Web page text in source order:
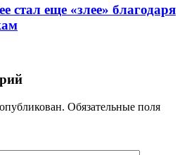
стал еще «злее» благодаря
Обязательные поля